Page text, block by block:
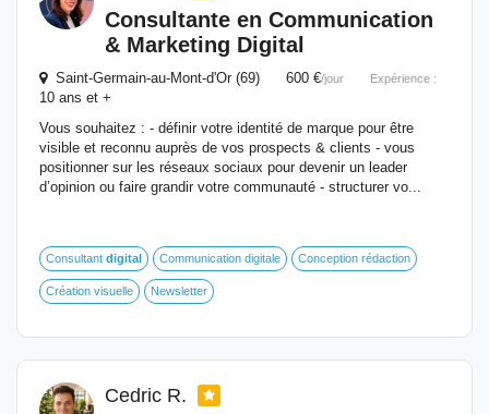
Consultante en Communication
& Marketing Digital
Saint-Germain-au-Mont-d'Or (69) 600 €/jour Expérience :
10 ans et +
Vous souhaitez : - définir votre identité de marque pour être
visible et reconnu auprès de vos prospects & clients - vous
positionner sur les réseaux sociaux pour devenir un leader
d’opinion ou faire grandir votre communauté - structurer vo...
Consultant digital Communication digitale Conception rédaction
Création visuelle Newsletter
Cedric R.